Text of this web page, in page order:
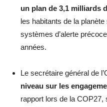
un plan de 3,1 milliards
les habitants de la
systèmes d’alerte
années.
Le secrétaire général de
niveau sur les
rapport lors de la COP27,